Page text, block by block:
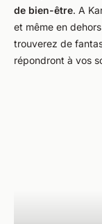
de bien-être. A
et même en
trouverez de
répondront à vos